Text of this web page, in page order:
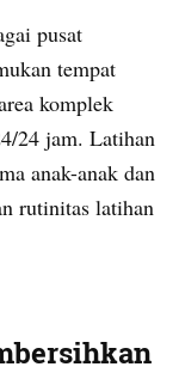
pusat
tempat
komplek
24 jam. Latihan
anak-anak dan
rutinitas latihan